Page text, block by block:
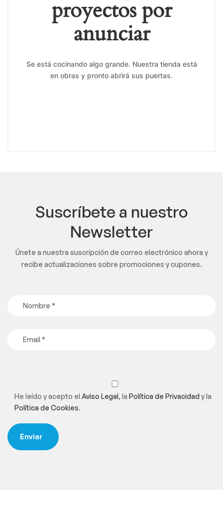
proyectos por
anunciar
Se está cocinando algo grande. Nuestra tienda está
en obras y pronto abrirá sus puertas.
Suscríbete a nuestro
Newsletter
Únete a nuestra suscripción de correo electrónico ahora y
recibe actualizaciones sobre promociones y cupones.
He leído y acepto el Aviso Legal, la Política de Privacidady la
Política de Cookies.